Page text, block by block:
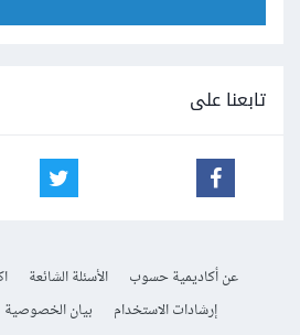
تابعنا على
عن أكاديمية حسوب الأسئلة الشائعة
إرشادات الاستخدام
بيان الخصوصية